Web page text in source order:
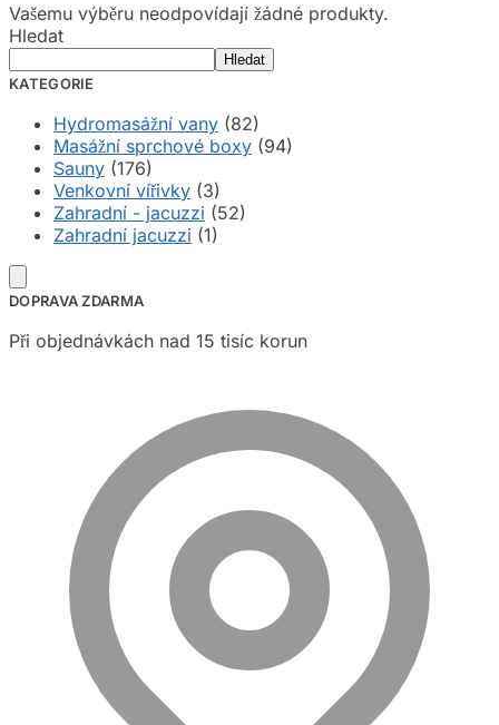
Vašemu výběru neodpovídají žádné produkty.
Hledat
Hledat
KATEGORIE
Hydromasážní vany (82)
Masážní sprchové boxy (94)
Sauny (176)
Venkovní vířivky (3)
Zahradní - jacuzzi (52)
Zahradní jacuzzi (1)
DOPRAVA ZDARMA
Při objednávkách nad 15 tisíc korun